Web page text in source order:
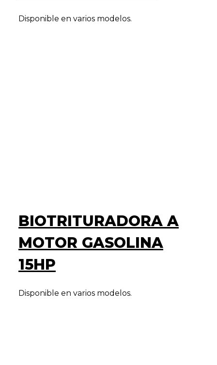
Disponible en varios modelos.
BIOTRITURADORA A
MOTOR GASOLINA
15HP
Disponible en varios modelos.